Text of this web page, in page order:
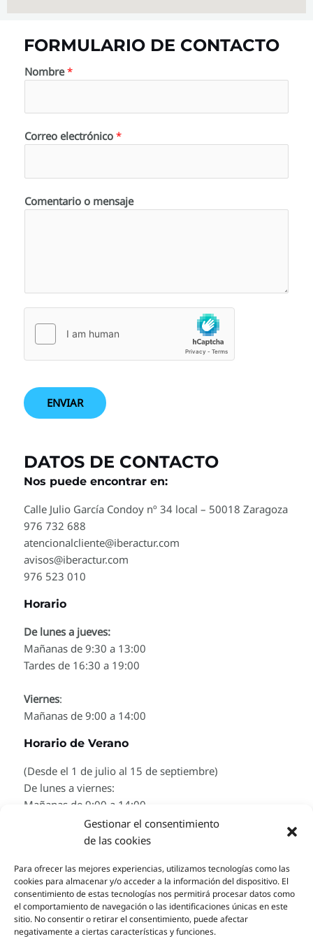
Gestionar el consentimiento
de las cookies
Para ofrecer las mejores experiencias, utilizamos tecnologías como las
cookies para almacenar y/o acceder a la información del dispositivo. El
consentimiento de estas tecnologías nos permitirá procesar datos como
el comportamiento de navegación o las identificaciones únicas en este
sitio. No consentir o retirar el consentimiento, puede afectar
negativamente a ciertas características y funciones.
FORMULARIO DE CONTACTO
Nombre*
Correo electrónico *
Comentario o mensaje
ENVIAR
DATOS DE CONTACTO
Nos puede encontrar en:
Calle Julio García Condoy nº 34 local – 50018 Zaragoza
976 732 688
atencionalcliente@iberactur.com
avisos@iberactur.com
976 523 010
Horario
De lunes a jueves:
Mañanas de 9:30 a 13:00
Tardes de 16:30 a 19:00
Viernes:
Mañanas de 9:00 a 14:00
Horario de Verano
(Desde el 1 de julio al 15 de septiembre)
De lunes a viernes:
Mañanas de 9:00 a 14:00
Telegram y Whatsapp
699004935